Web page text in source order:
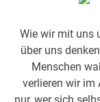
Wie wir mit uns
über uns
Menschen
verlieren wir im